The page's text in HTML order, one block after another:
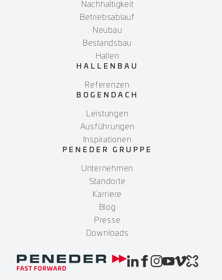
Nachhaltigkeit
Betriebsablauf
Neubau
Bestandsbau
Hallen
HALLENBAU
Referenzen
BOGENDACH
Leistungen
Ausführungen
Inspirationen
PENEDER GRUPPE
Unternehmen
Standorte
Karriere
Blog
Presse
Downloads